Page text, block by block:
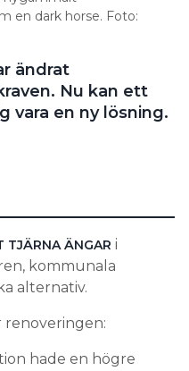
en dark horse. Foto:
ändrat
Nu kan ett
vara en ny lösning.
TJÄRNA ÄNGAR i
kommunala
alternativ.
renoveringen:
hade en högre